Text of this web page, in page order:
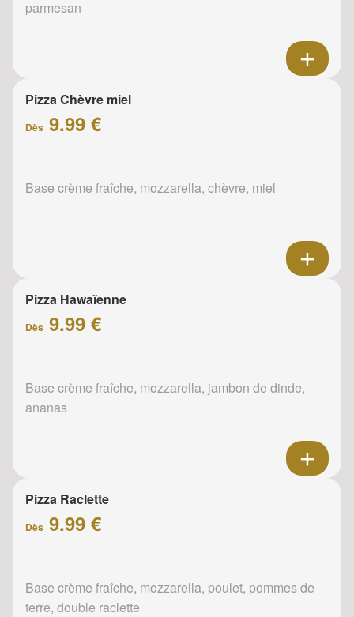
parmesan
Pizza Chèvre miel
Dès 9.99 €
Base crème fraîche, mozzarella, chèvre, miel
Pizza Hawaïenne
Dès 9.99 €
Base crème fraîche, mozzarella, jambon de dinde,
ananas
Pizza Raclette
Dès 9.99 €
Base crème fraîche, mozzarella, poulet, pommes de
terre, double raclette